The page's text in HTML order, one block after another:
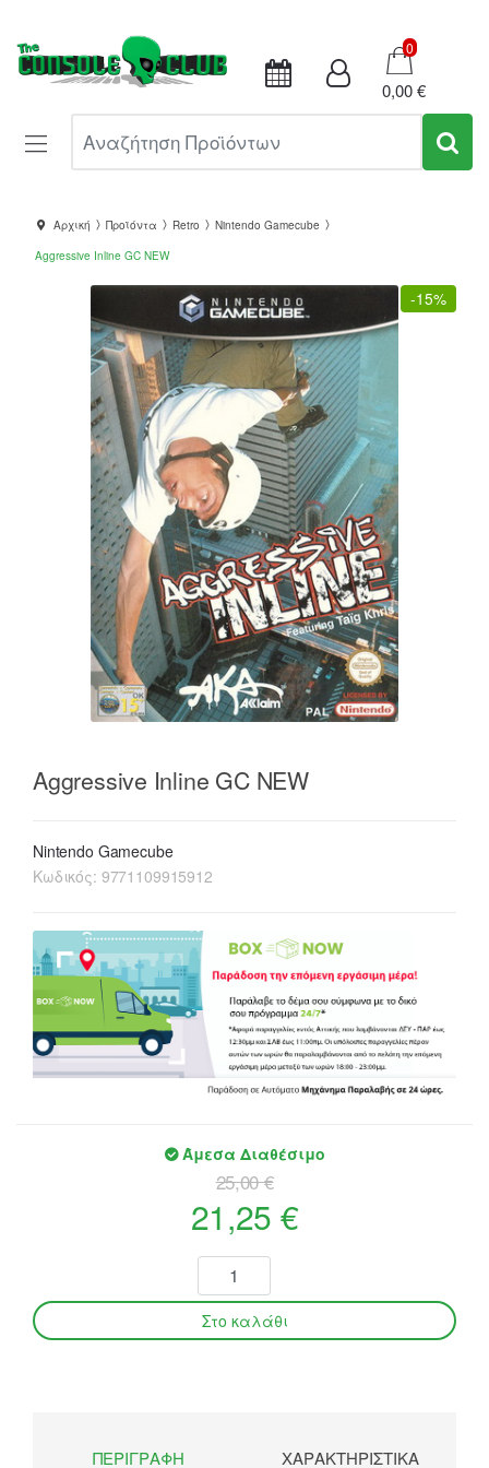
Καλάθι
0
0,00 €
Αρχική Προϊόντα Retro
Nintendo Gamecube
Aggressive Inline GC NEW
-15%
Aggressive Inline GC NEW
Nintendo Gamecube
Κωδικός: 9771109915912
Άμεσα Διαθέσιμο
25,00 €
21,25 €
ΠΕΡΙΓΡΑΦΉ ΧΑΡΑΚΤΗΡΙΣΤΙΚΆ